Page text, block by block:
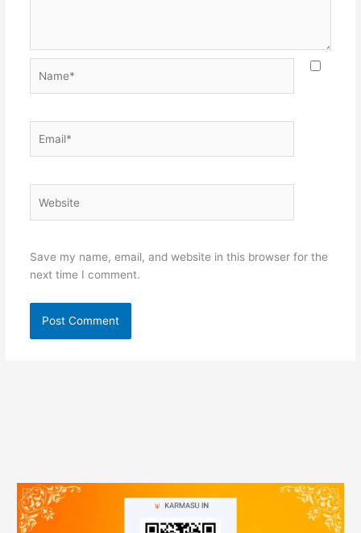
Save my name, email, and website in this browser for the
next time I comment.